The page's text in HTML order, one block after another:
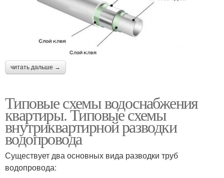
читать дальше →
Типовые схемы водоснабжения
квартиры. Типовые схемы
внутриквартирной разводки
водопровода
Существует два основных вида разводки труб
водопровода: